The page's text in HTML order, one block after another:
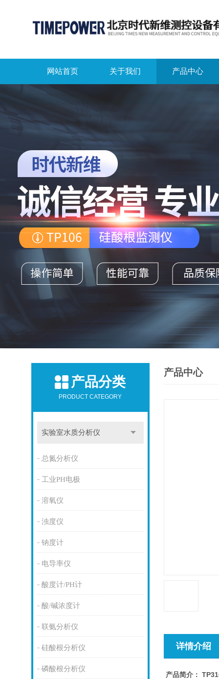
网站首页 关于我们 产品中心
产品分类
PRODUCT CATEGORY
实验室水质分析仪
总氮分析仪
工业PH电极
溶氧仪
浊度仪
钠度计
电导率仪
酸度计/PH计
酸/碱浓度计
联氨分析仪
硅酸根分析仪
磷酸根分析仪
产品中心
详情介绍
产品简介：